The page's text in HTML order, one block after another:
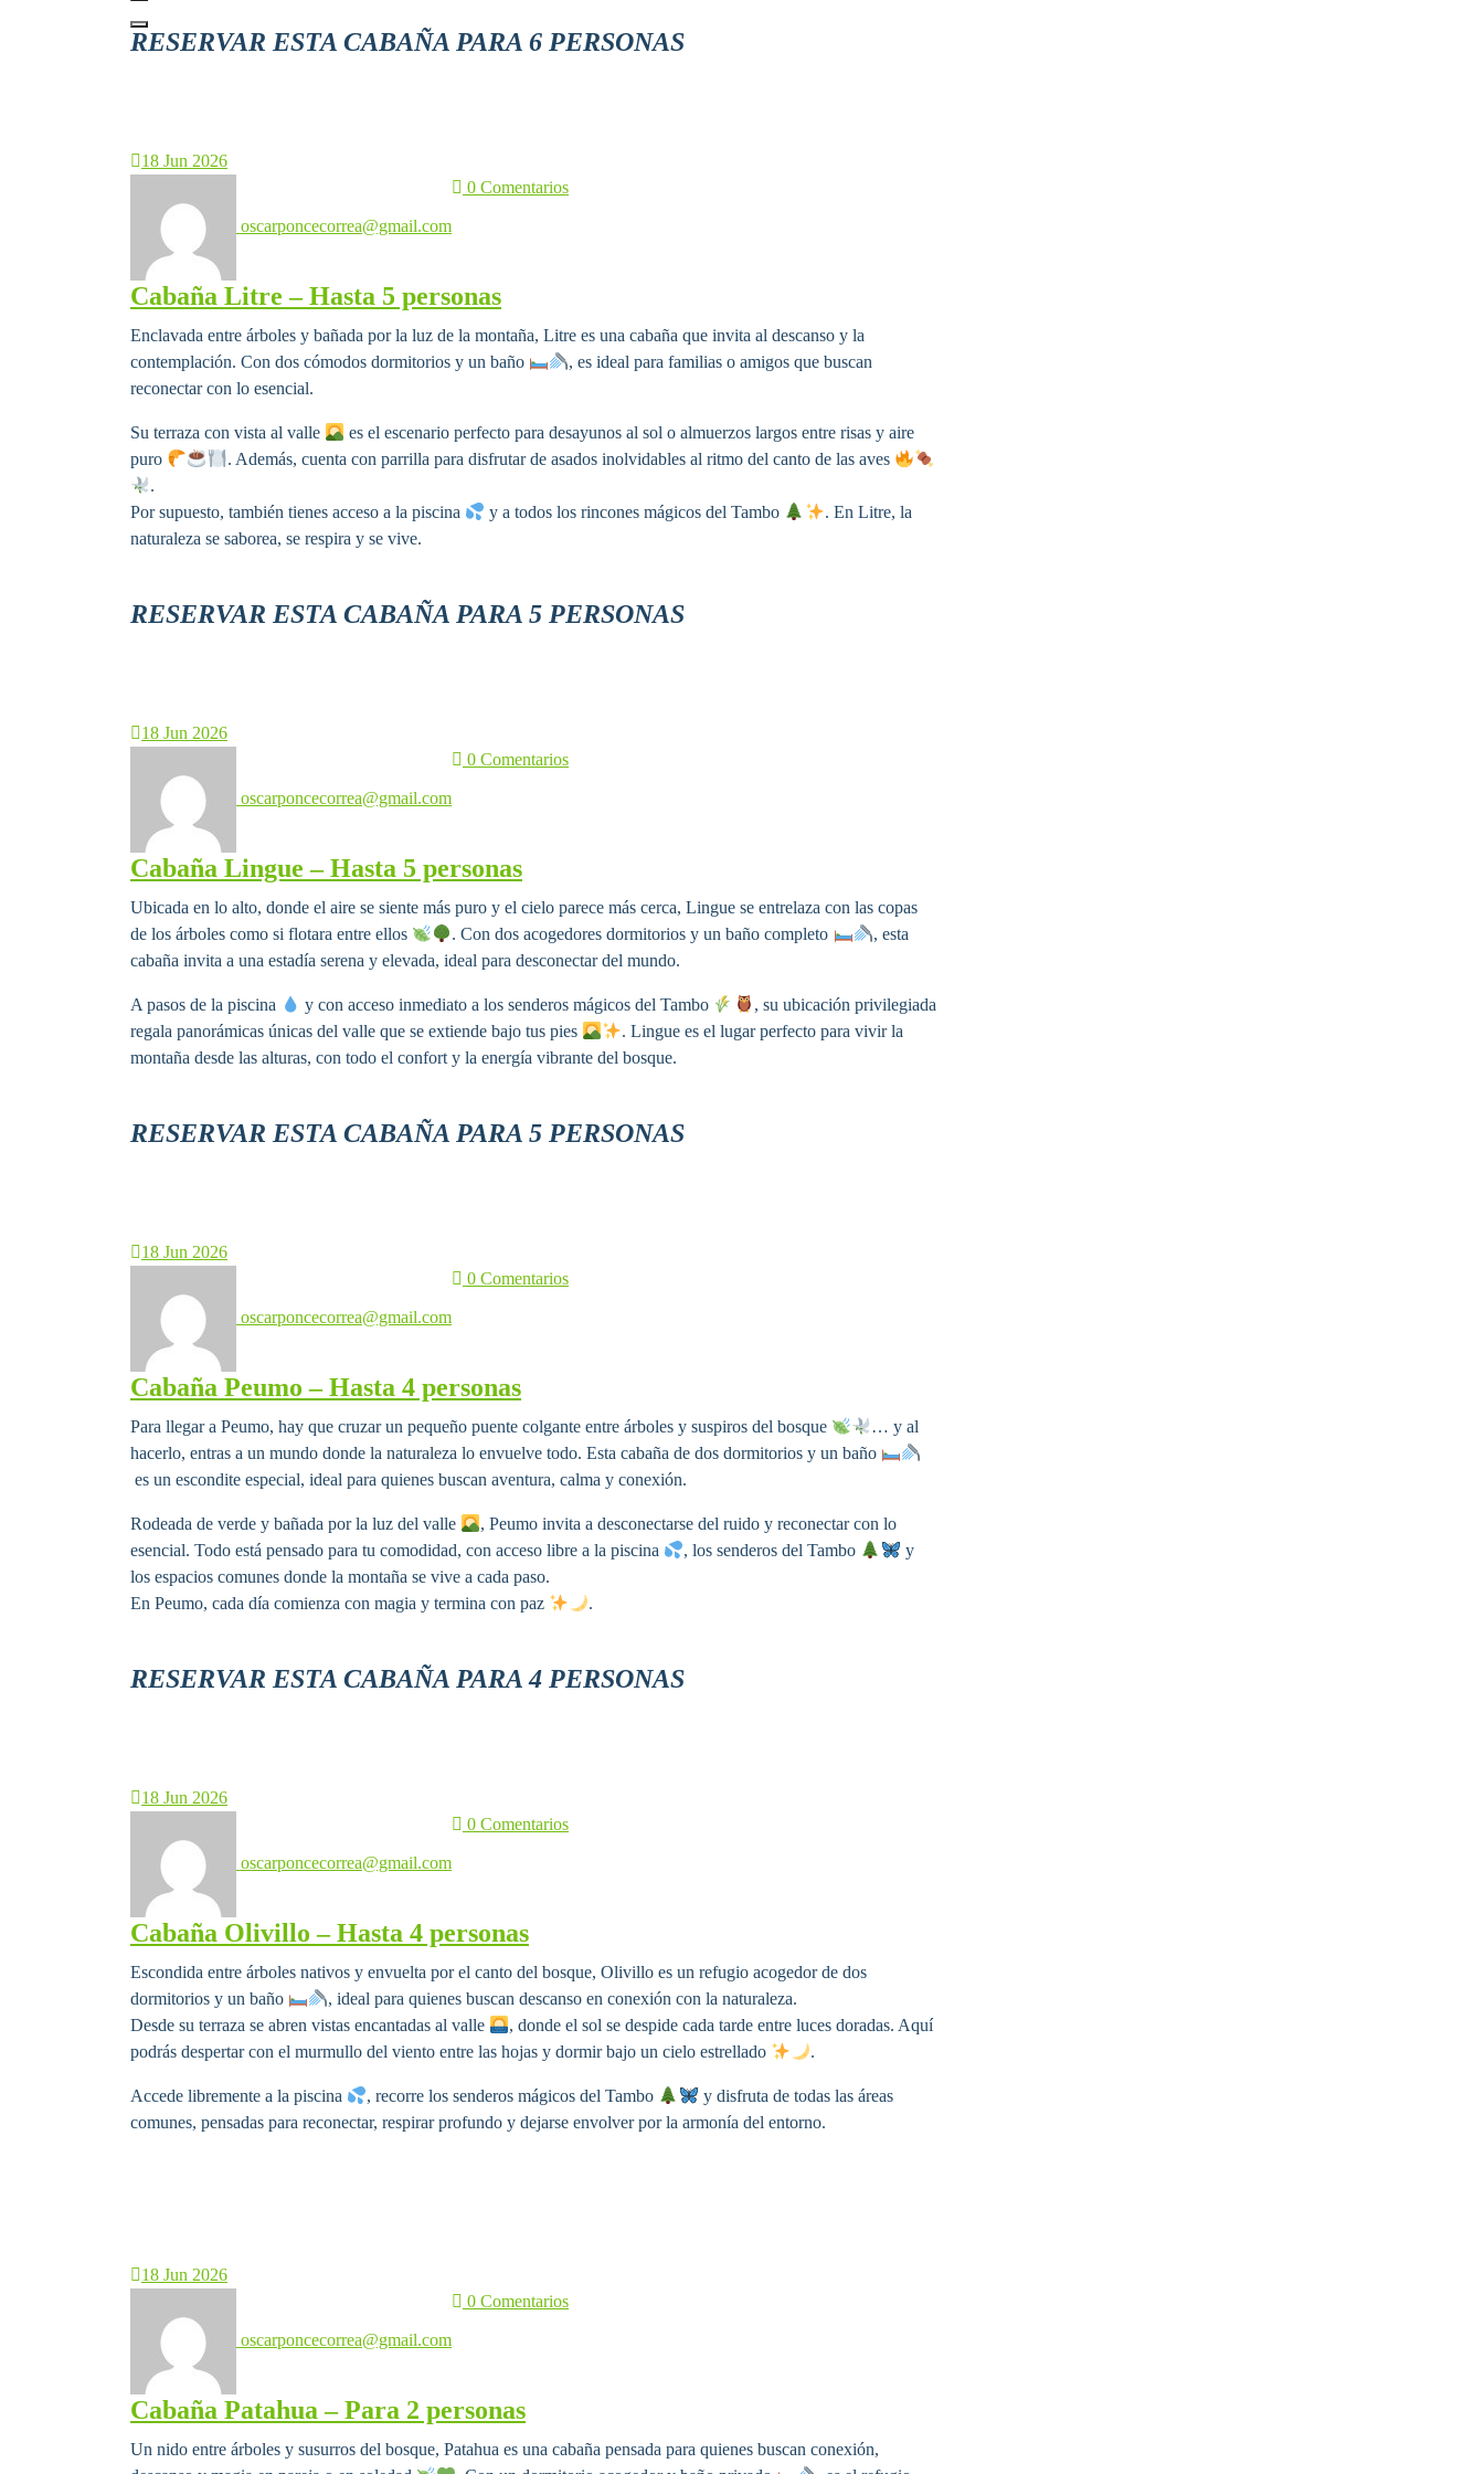
RESERVAR ESTA CABAÑA PARA 6 PERSONAS
18 Jun 2026
oscarponcecorrea@gmail.com
0 Comentarios
Cabaña Litre – Hasta 5 personas
Enclavada entre árboles y bañada por la luz de la montaña, Litre es una cabaña que invita al descanso y la
contemplación. Con dos cómodos dormitorios y un baño
, es ideal para familias o amigos que buscan
reconectar con lo esencial.
Su terraza con vista al valle
es el escenario perfecto para desayunos al sol o almuerzos largos entre risas y aire
puro
. Además, cuenta con parrilla para disfrutar de asados inolvidables al ritmo del canto de las aves
.
Por supuesto, también tienes acceso a la piscina
y a todos los rincones mágicos del Tambo
. En Litre, la
naturaleza se saborea, se respira y se vive.
RESERVAR ESTA CABAÑA PARA 5 PERSONAS
18 Jun 2026
oscarponcecorrea@gmail.com
0 Comentarios
Cabaña Lingue – Hasta 5 personas
Ubicada en lo alto, donde el aire se siente más puro y el cielo parece más cerca, Lingue se entrelaza con las copas
de los árboles como si flotara entre ellos
. Con dos acogedores dormitorios y un baño completo
, esta
cabaña invita a una estadía serena y elevada, ideal para desconectar del mundo.
A pasos de la piscina y con acceso inmediato a los senderos mágicos del Tambo
, su ubicación privilegiada
regala panorámicas únicas del valle que se extiende bajo tus pies
. Lingue es el lugar perfecto para vivir la
montaña desde las alturas, con todo el confort y la energía vibrante del bosque.
RESERVAR ESTA CABAÑA PARA 5 PERSONAS
18 Jun 2026
oscarponcecorrea@gmail.com
0 Comentarios
Cabaña Peumo – Hasta 4 personas
Para llegar a Peumo, hay que cruzar un pequeño puente colgante entre árboles y suspiros del bosque
… y al
hacerlo, entras a un mundo donde la naturaleza lo envuelve todo. Esta cabaña de dos dormitorios y un baño
es un escondite especial, ideal para quienes buscan aventura, calma y conexión.
Rodeada de verde y bañada por la luz del valle
, Peumo invita a desconectarse del ruido y reconectar con lo
esencial. Todo está pensado para tu comodidad, con acceso libre a la piscina
, los senderos del Tambo
y
los espacios comunes donde la montaña se vive a cada paso.
En Peumo, cada día comienza con magia y termina con paz
.
RESERVAR ESTA CABAÑA PARA 4 PERSONAS
18 Jun 2026
oscarponcecorrea@gmail.com
0 Comentarios
Cabaña Olivillo – Hasta 4 personas
Escondida entre árboles nativos y envuelta por el canto del bosque, Olivillo es un refugio acogedor de dos
dormitorios y un baño
, ideal para quienes buscan descanso en conexión con la naturaleza.
Desde su terraza se abren vistas encantadas al valle
, donde el sol se despide cada tarde entre luces doradas. Aquí
podrás despertar con el murmullo del viento entre las hojas y dormir bajo un cielo estrellado
.
Accede libremente a la piscina , recorre los senderos mágicos del Tambo
y disfruta de todas las áreas
comunes, pensadas para reconectar, respirar profundo y dejarse envolver por la armonía del entorno.
18 Jun 2026
oscarponcecorrea@gmail.com
0 Comentarios
Cabaña Patahua – Para 2 personas
Un nido entre árboles y susurros del bosque, Patahua es una cabaña pensada para quienes buscan conexión,